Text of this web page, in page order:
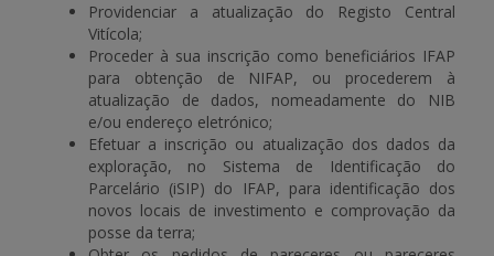
Providenciar a atualização do Registo Central
Vitícola;
Proceder à sua inscrição como beneficiários IFAP
para obtenção de NIFAP, ou procederem à
atualização de dados, nomeadamente do NIB
e/ou endereço eletrónico;
Efetuar a inscrição ou atualização dos dados da
exploração, no Sistema de Identificação do
Parcelário (iSIP) do IFAP, para identificação dos
novos locais de investimento e comprovação da
posse da terra;